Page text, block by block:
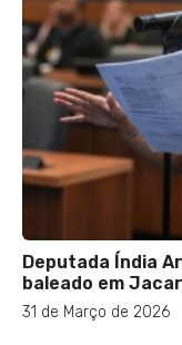
Deputada Índia
baleado em
31 de Março de 2026